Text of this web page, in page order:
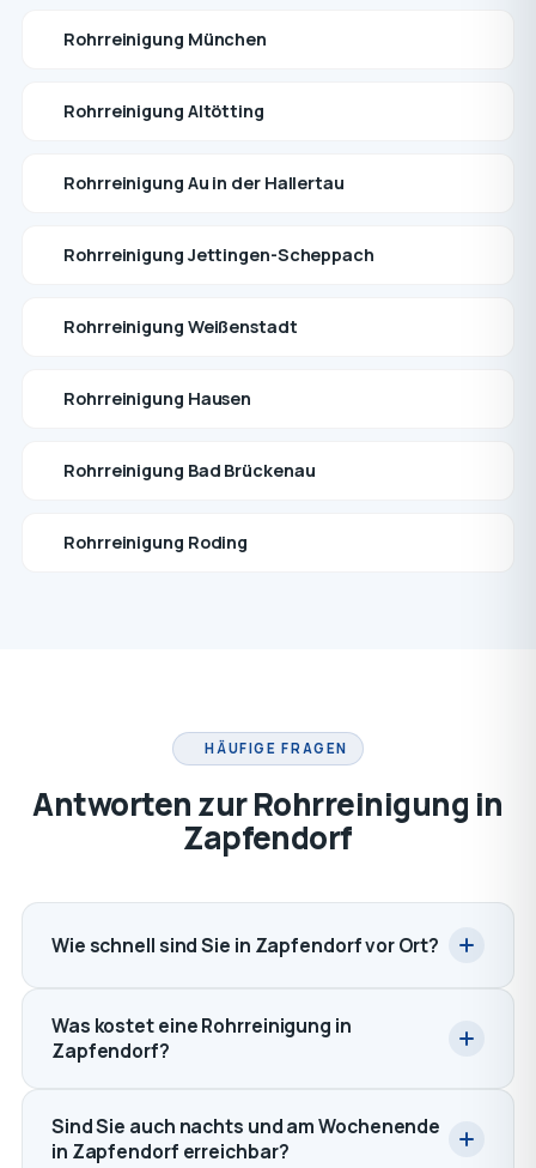
Rohrreinigung München
Rohrreinigung Altötting
Rohrreinigung Au in der Hallertau
Rohrreinigung Jettingen-Scheppach
Rohrreinigung Weißenstadt
Rohrreinigung Hausen
Rohrreinigung Bad Brückenau
Rohrreinigung Roding
HÄUFIGE FRAGEN
Antworten zur Rohrreinigung in
Zapfendorf
Wie schnell sind Sie in Zapfendorf vor Ort?
Was kostet eine Rohrreinigung in
Zapfendorf?
Sind Sie auch nachts und am Wochenende
in Zapfendorf erreichbar?